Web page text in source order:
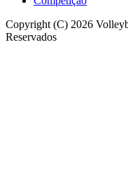
Copyright (C) 2026
Reservados